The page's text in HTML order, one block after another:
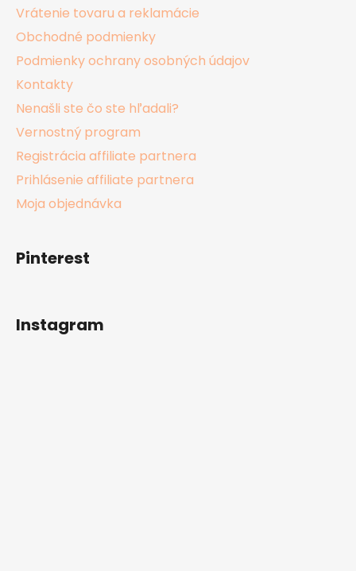
Vrátenie tovaru a reklamácie
Obchodné podmienky
Podmienky ochrany osobných údajov
Kontakty
Nenašli ste čo ste hľadali?
Vernostný program
Registrácia affiliate partnera
Prihlásenie affiliate partnera
Moja objednávka
Pinterest
Instagram